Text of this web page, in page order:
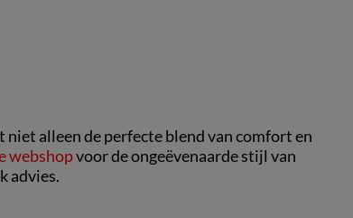
alleen de perfecte blend van comfort en
webshopvoor de ongeëvenaarde stijl van
advies.